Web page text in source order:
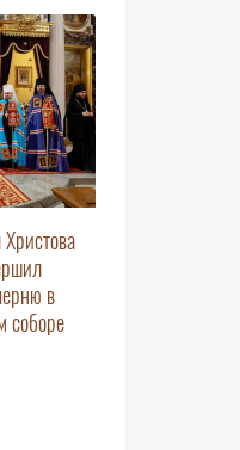
в
соборе